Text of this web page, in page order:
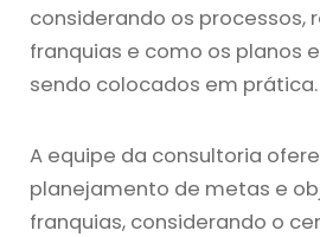
considerando os processos,
franquias e como os planos
sendo colocados em prática.
A equipe da consultoria
planejamento de metas e
franquias, considerando o